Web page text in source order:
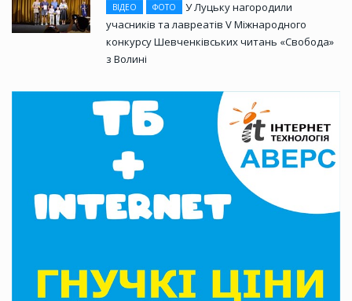
ВІДЕО
ФОТО
У Луцьку нагородили
учасників та лавреатів V Міжнародного
конкурсу Шевченківських читань «Свобода»
з Волині